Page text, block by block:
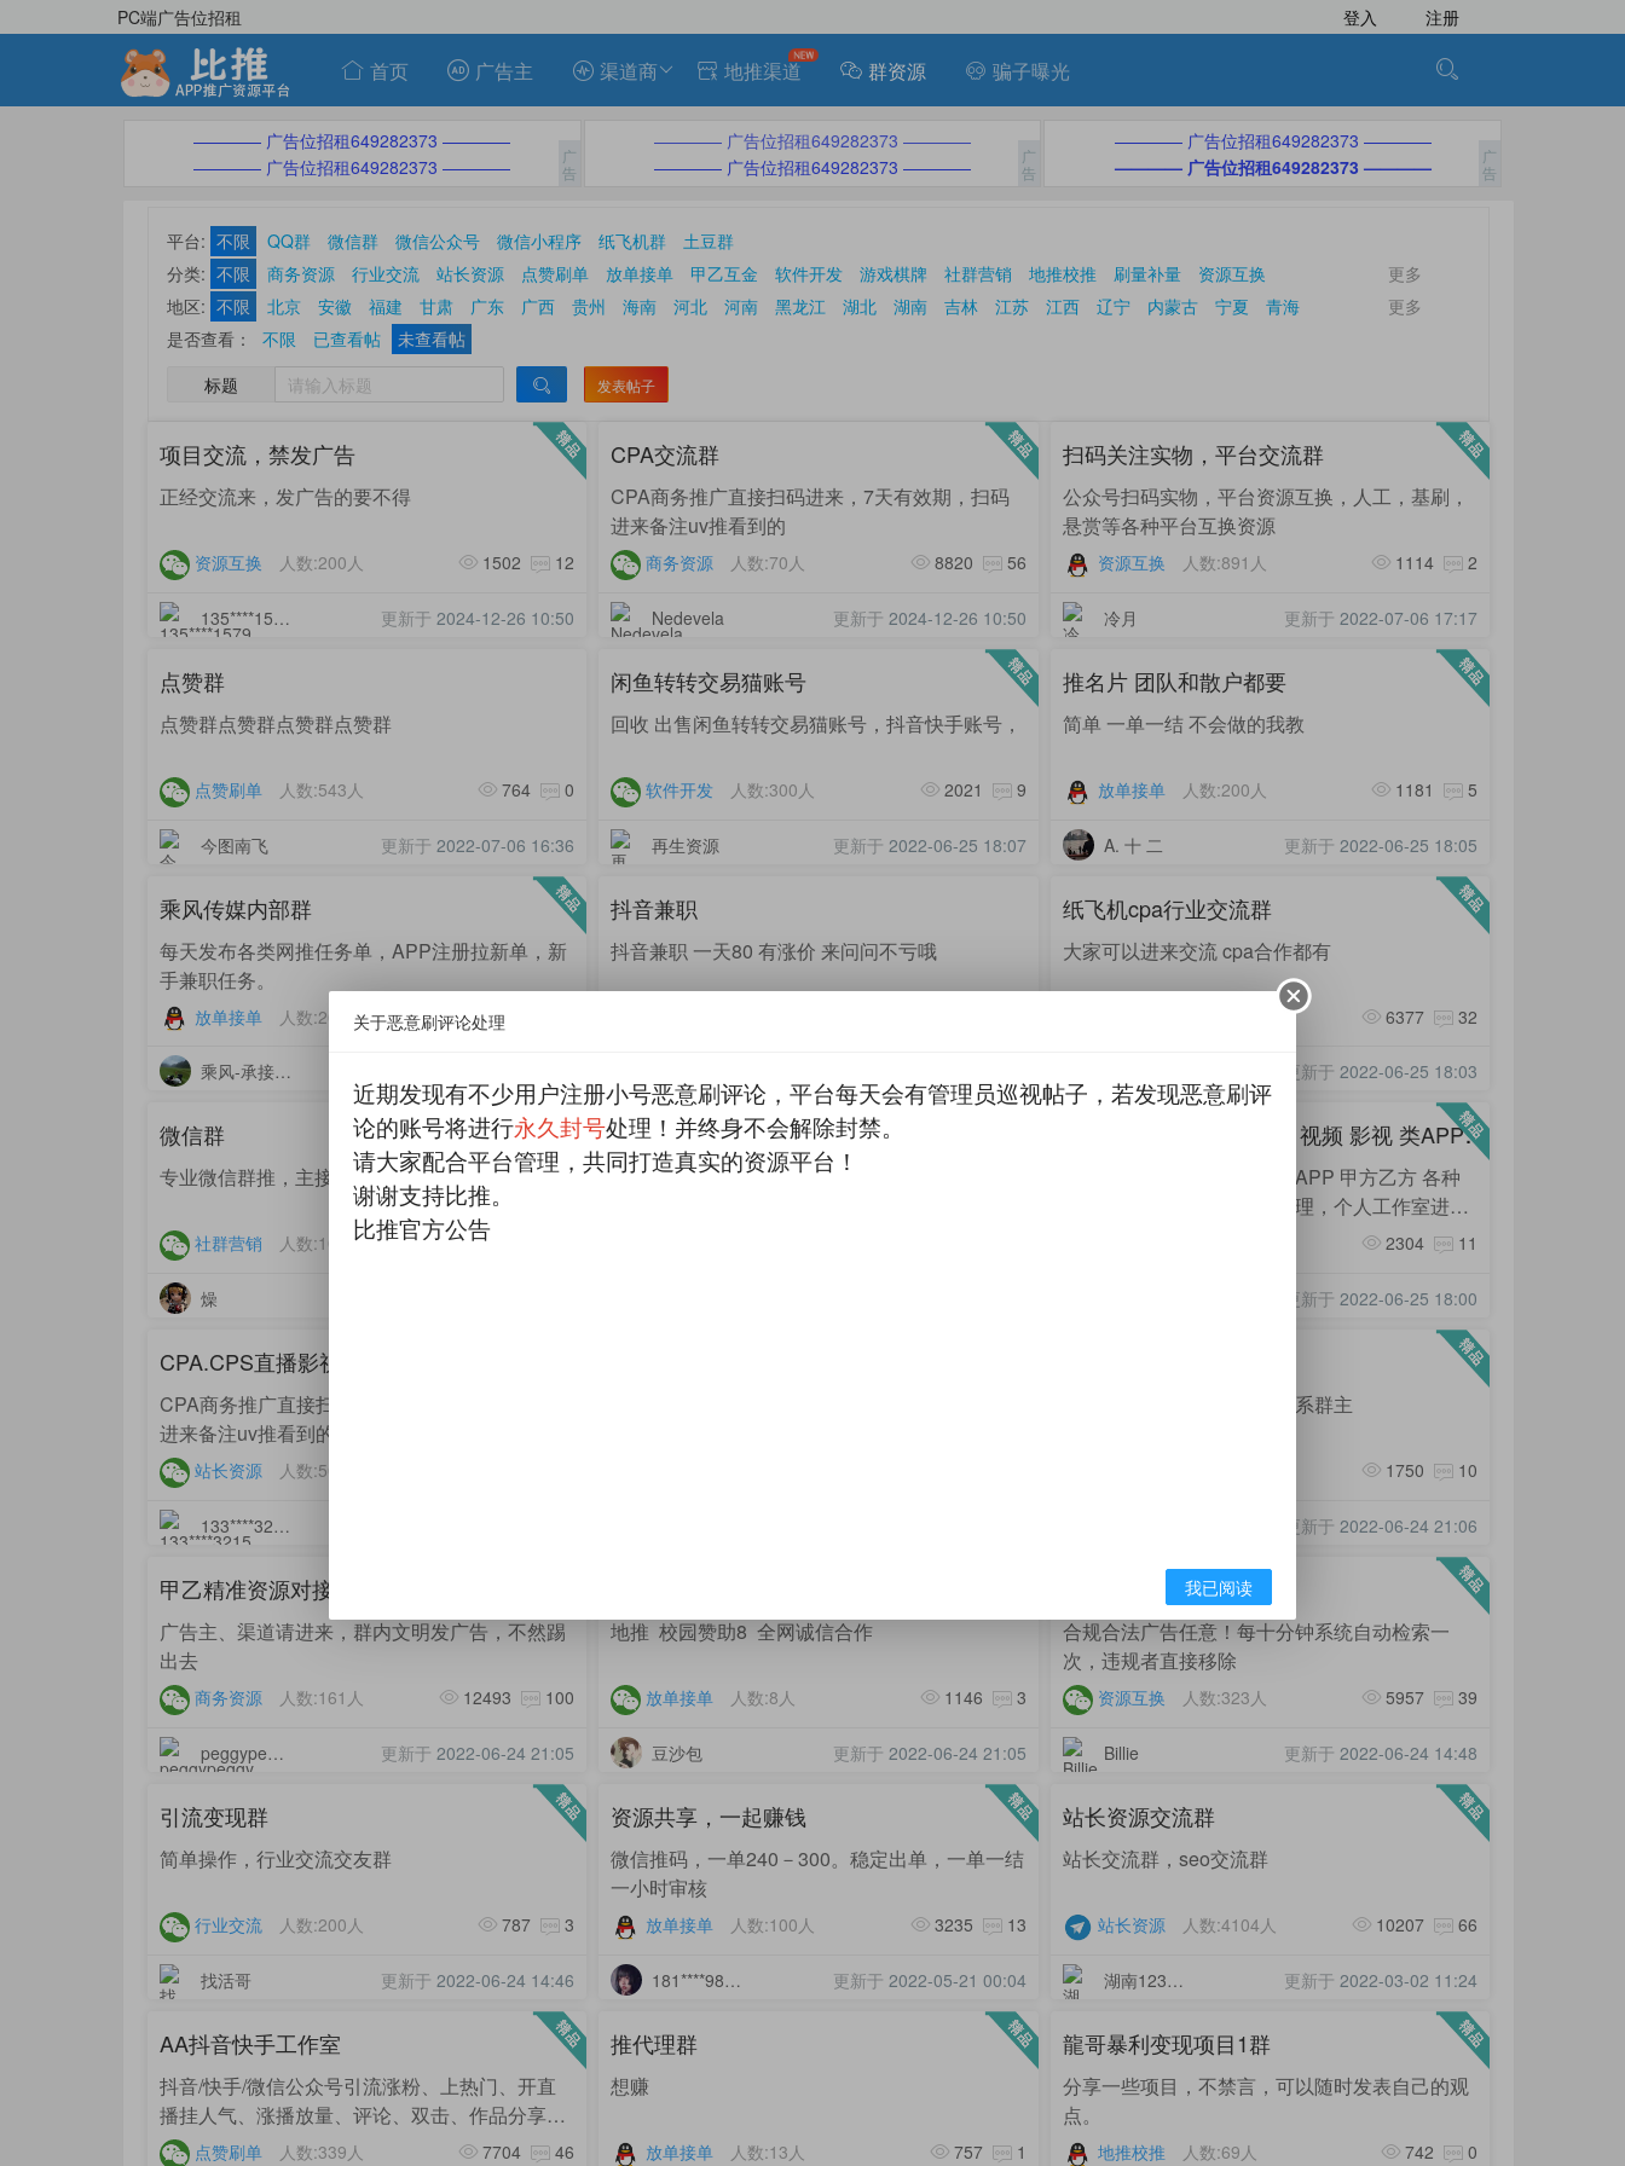
PC端广告位招租 登入 注册
首页 广告主 渠道商 地推渠道 群资源 骗子曝光
———— 广告位招租649282373 ————
———— 广告位招租649282373 ————
———— 广告位招租649282373 ————
———— 广告位招租649282373 ————
———— 广告位招租649282373 ————
———— 广告位招租649282373 ————
平台: 不限 QQ群 微信群 微信公众号 微信小程序 纸飞机群
土豆群
分类: 不限 商务资源 行业交流 站长资源 点赞刷单 放单接单 甲乙互金 软件开发 游戏棋牌 社群营销 地推校推 刷量补量
资源互换
ASO优化刷榜
休闲娱乐 其他分类
更多
地区: 不限 北京 安徽 福建 甘肃 广东 广西 贵州 海南 河北 河南 黑龙江 湖北 湖南 吉林 江苏 江西 辽宁 内蒙古 宁夏
青海
山东
山西 陕西 上海 四川 天津
更多
是否查看：
不限 已查看帖
未查看帖
标题
 发表帖子
项目交流，禁发广告
正经交流来，发广告的要不得
资源互换 人数:200人 1502 12
135****1579 更新于2024-12-26 10:50
CPA交流群
CPA商务推广直接扫码进来，7天有效期，扫码
进来备注uv推看到的
商务资源 人数:70人 8820 56
Nedevela 更新于 2024-12-26 10:50
扫码关注实物，平台交流群
公众号扫码实物，平台资源互换，人工，基刷，
悬赏等各种平台互换资源
资源互换 人数:891人 1114 2
冷月 更新于 2022-07-06 17:17
点赞群
点赞群点赞群点赞群点赞群
点赞刷单 人数:543人 764 0
今图南飞 更新于2022-07-06 16:36
闲鱼转转交易猫账号
回收 出售闲鱼转转交易猫账号，抖音快手账号，
软件开发 人数:300人 2021 9
再生资源 更新于 2022-06-25 18:07
推名片 团队和散户都要
简单 一单一结 不会做的我教
放单接单 人数:200人 1181 5
A. 十 二 更新于 2022-06-25 18:05
乘风传媒内部群
每天发布各类网推任务单，APP注册拉新单，新
手兼职任务。
放单接单 人数:200人 2973
乘风-承接一手项目
抖音兼职
抖音兼职 一天80 有涨价 来问问不亏哦
纸飞机cpa行业交流群
大家可以进来交流 cpa合作都有
6377 32
更新于 2022-06-25 18:03
微信群
专业微信群推，主接CPC类产品
社群营销 人数:10000人
燥
接单放单平台
有想接单放单 有找稳定靠谱悬赏平台的 加群
C
PACPS渠道-直播 社交 视频 影视 类APP 甲乙方合作微信群！
欢迎直播 社交 视频 影视 类APP 甲方乙方 各种
线上自然量渠道，站长，代理，个人工作室进群
2304 11
更新于 2022-06-25 18:00
CPA.CPS直播影视交流群
CPA商务推广直接扫码进来，7天有效期，扫码
进来备注uv推看到的。
站长资源 人数:50人
133****3215
有好的真实的项目，进群联系群主
1750 10
更新于 2022-06-24 21:06
甲乙精准资源对接2群
广告主、渠道请进来，群内文明发广告，不然踢
出去
商务资源 人数:161人 12493 100
peggypeggy 更新于2022-06-24 21:05
地推 校园赞助8 全网诚信合作
放单接单 人数:8人 1146 3
豆沙包 更新于 2022-06-24 21:05
资源互换，合作共赢
合规合法广告任意！每十分钟系统自动检索一
次，违规者直接移除
资源互换 人数:323人 5957 39
Billie 更新于 2022-06-24 14:48
引流变现群
简单操作，行业交流交友群
行业交流 人数:200人 787 3
找活哥 更新于2022-06-24 14:46
资源共享，一起赚钱
微信推码，一单240－300。稳定出单，一单一结
一小时审核
放单接单 人数:100人 3235 13
181****9850 更新于 2022-05-21 00:04
站长资源交流群
站长交流群，seo交流群
站长资源 人数:4104人 10207 66
湖南123号选手 更新于 2022-03-02 11:24
AA抖音快手工作室
抖音/快手/微信公众号引流涨粉、上热门、开直
播挂人气、涨播放量、评论、双击、作品分享5
分钟长视频权限，开通抖音商品橱窗、增加曝光
点赞刷单 人数:339人 7704 46
推代理群
想赚
放单接单 人数:13人 757 1
龍哥暴利变现项目1群
分享一些项目，不禁言，可以随时发表自己的观
点。
地推校推 人数:69人 742 0
关于恶意刷评论处理
近期发现有不少用户注册小号恶意刷评论，平台每天会有管理员巡视帖子，若发现恶意刷评
论的账号将进行永久封号处理！并终身不会解除封禁。
请大家配合平台管理，共同打造真实的资源平台！
谢谢支持比推。
比推官方公告
我已阅读